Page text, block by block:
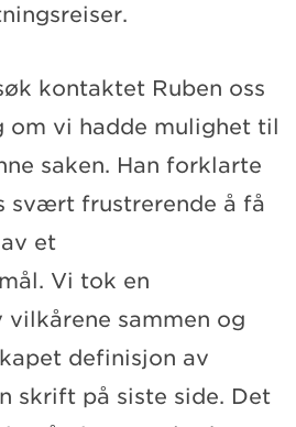
kontaktet Ruben oss
om vi hadde mulighet til
saken. Han forklarte
svært frustrerende å få
et
Vi tok en
vilkårene sammen og
definisjon av
skrift på siste side. Det